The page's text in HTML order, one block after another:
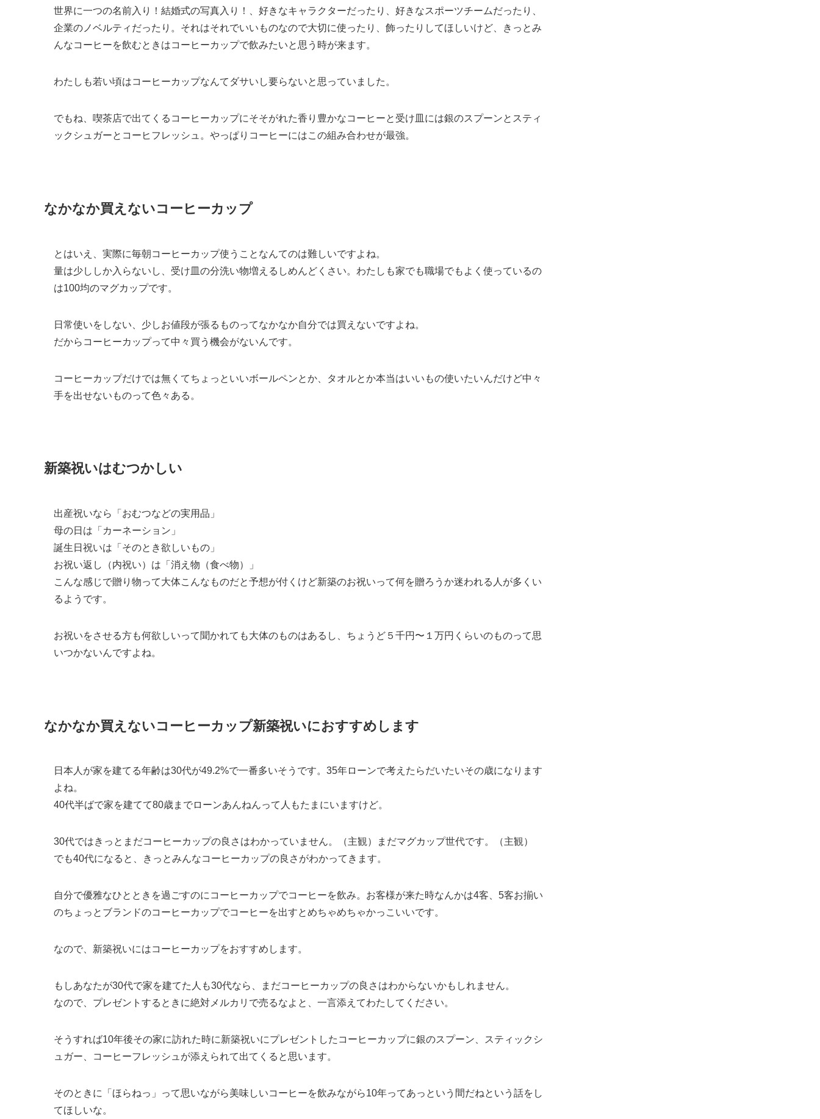
世界に一つの名前入り！結婚式の写真入り！、好きなキャラクターだったり、好きなスポーツチームだったり、
企業のノベルティだったり。それはそれでいいものなので大切に使ったり、飾ったりしてほしいけど、きっとみ
んなコーヒーを飲むときはコーヒーカップで飲みたいと思う時が来ます。
わたしも若い頃はコーヒーカップなんてダサいし要らないと思っていました。
でもね、喫茶店で出てくるコーヒーカップにそそがれた香り豊かなコーヒーと受け皿には銀のスプーンとスティ
ックシュガーとコーヒフレッシュ。やっぱりコーヒーにはこの組み合わせが最強。
なかなか買えないコーヒーカップ
とはいえ、実際に毎朝コーヒーカップ使うことなんてのは難しいですよね。
量は少ししか入らないし、受け皿の分洗い物増えるしめんどくさい。わたしも家でも職場でもよく使っているの
は100均のマグカップです。
日常使いをしない、少しお値段が張るものってなかなか自分では買えないですよね。
だからコーヒーカップって中々買う機会がないんです。
コーヒーカップだけでは無くてちょっといいボールペンとか、タオルとか本当はいいもの使いたいんだけど中々
手を出せないものって色々ある。
新築祝いはむつかしい
出産祝いなら「おむつなどの実用品」
母の日は「カーネーション」
誕生日祝いは「そのとき欲しいもの」
お祝い返し（内祝い）は「消え物（食べ物）」
こんな感じで贈り物って大体こんなものだと予想が付くけど新築のお祝いって何を贈ろうか迷われる人が多くい
るようです。
お祝いをさせる方も何欲しいって聞かれても大体のものはあるし、ちょうど５千円〜１万円くらいのものって思
いつかないんですよね。
なかなか買えないコーヒーカップ新築祝いにおすすめします
日本人が家を建てる年齢は30代が49.2%で一番多いそうです。35年ローンで考えたらだいたいその歳になります
よね。
40代半ばで家を建てて80歳までローンあんねんって人もたまにいますけど。
30代ではきっとまだコーヒーカップの良さはわかっていません。（主観）まだマグカップ世代です。（主観）
でも40代になると、きっとみんなコーヒーカップの良さがわかってきます。
自分で優雅なひとときを過ごすのにコーヒーカップでコーヒーを飲み。お客様が来た時なんかは4客、5客お揃い
のちょっとブランドのコーヒーカップでコーヒーを出すとめちゃめちゃかっこいいです。
なので、新築祝いにはコーヒーカップをおすすめします。
もしあなたが30代で家を建てた人も30代なら、まだコーヒーカップの良さはわからないかもしれません。
なので、プレゼントするときに絶対メルカリで売るなよと、一言添えてわたしてください。
そうすれば10年後その家に訪れた時に新築祝いにプレゼントしたコーヒーカップに銀のスプーン、スティックシ
ュガー、コーヒーフレッシュが添えられて出てくると思います。
そのときに「ほらねっ」って思いながら美味しいコーヒーを飲みながら10年ってあっという間だねという話をし
てほしいな。